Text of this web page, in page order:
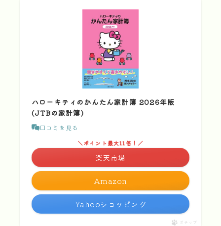
ハローキティのかんたん家計簿 2026年版
(JTBの家計簿)
口コミを見る
Amazon
＼ポイント最大11倍！／
楽天市場
Yahooショッピング
ポチップ